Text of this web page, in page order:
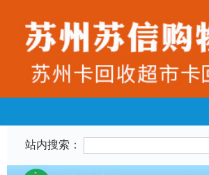
站内搜索：